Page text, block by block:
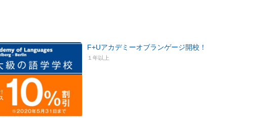
F+Uアカデミーオブランゲージ開校！
１年以上